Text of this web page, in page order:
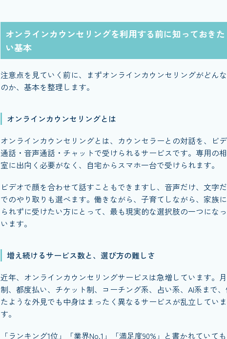
オンラインカウンセリングを利用する前に知っておきた
い基本
注意点を見ていく前に、まずオンラインカウンセリングがどん
のか、基本を整理します。
オンラインカウンセリングとは
オンラインカウンセリングとは、カウンセラーとの対話を、ビ
通話・音声通話・チャットで受けられるサービスです。専用の
室に出向く必要がなく、自宅からスマホ一台で受けられます。
ビデオで顔を合わせて話すこともできますし、音声だけ、文字
でのやり取りも選べます。働きながら、子育てしながら、家族
られずに受けたい方にとって、最も現実的な選択肢の一つにな
います。
増え続けるサービス数と、選び方の難しさ
近年、オンラインカウンセリングサービスは急増しています。
制、都度払い、チケット制、コーチング系、占い系、AI系まで
たような外見でも中身はまったく異なるサービスが乱立していま
す。
「ランキング1位」「業界No.1」「満足度90%」と書かれていても